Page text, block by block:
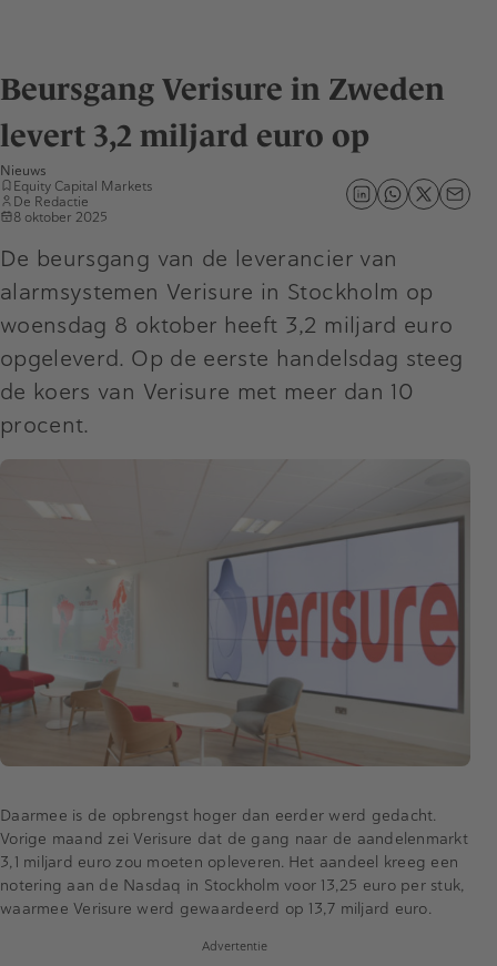
Beursgang Verisure in Zweden
levert 3,2 miljard euro op
Nieuws
Equity Capital Markets
De Redactie
8 oktober 2025
De beursgang van de leverancier van
alarmsystemen Verisure in Stockholm op
woensdag 8 oktober heeft 3,2 miljard euro
opgeleverd. Op de eerste handelsdag steeg
de koers van Verisure met meer dan 10
procent.
Daarmee is de opbrengst hoger dan eerder werd gedacht.
Vorige maand zei Verisure dat de gang naar de aandelenmarkt
3,1 miljard euro zou moeten opleveren. Het aandeel kreeg een
notering aan de Nasdaq in Stockholm voor 13,25 euro per stuk,
waarmee Verisure werd gewaardeerd op 13,7 miljard euro.
Advertentie